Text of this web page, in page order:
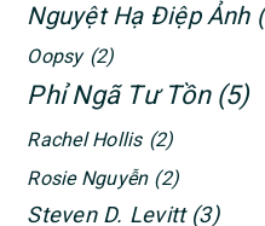
Nguyệt Hạ Điệp Ảnh
Oopsy (2)
Phỉ Ngã Tư Tồn (5)
Rachel Hollis (2)
Rosie Nguyễn (2)
Steven D. Levitt (3)